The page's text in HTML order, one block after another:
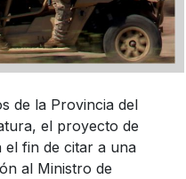
de la Provincia del
el proyecto de
el fin de citar a una
al Ministro de